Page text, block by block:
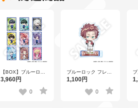
【BOX】ブルーロッ
ク トレーディングフ
ー Vol.2 全9種
3,960円
0
ブルーロック フレフ
レンズアクリルスタ
1,100円
0